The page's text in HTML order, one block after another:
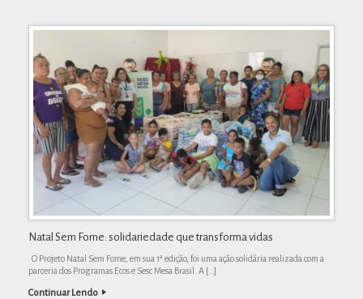
Natal Sem Fome: solidariedade que transforma vidas
O Projeto Natal Sem Fome, em sua 1ª edição, foi uma ação solidária realizada com a
parceria dos Programas Ecos e Sesc Mesa Brasil. A […]
Continuar Lendo